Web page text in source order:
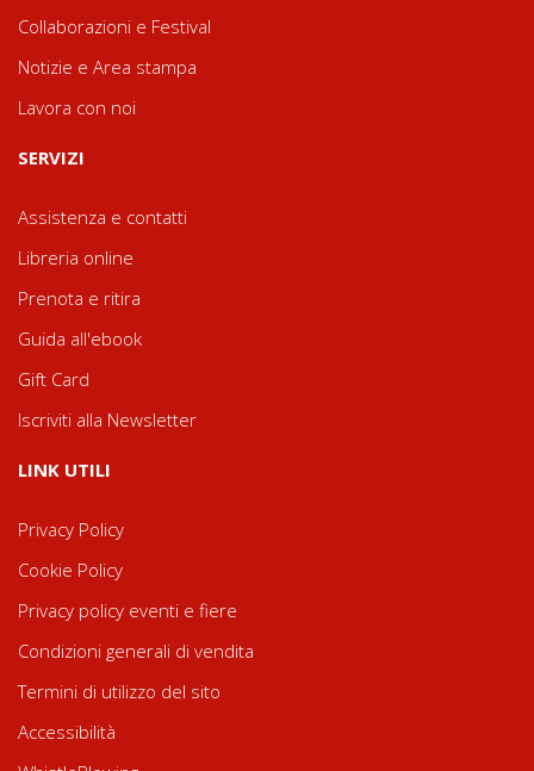
Collaborazioni e Festival
Notizie e Area stampa
Lavora con noi
SERVIZI
Assistenza e contatti
Libreria online
Prenota e ritira
Guida all'ebook
Gift Card
Iscriviti alla Newsletter
LINK UTILI
Privacy Policy
Cookie Policy
Privacy policy eventi e fiere
Condizioni generali di vendita
Termini di utilizzo del sito
Accessibilità